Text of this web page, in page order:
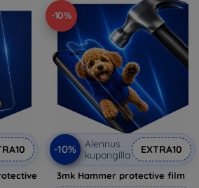
-10%
-10%
Alennus
kupongilla
EXTRA10
3mk Hammer protective film